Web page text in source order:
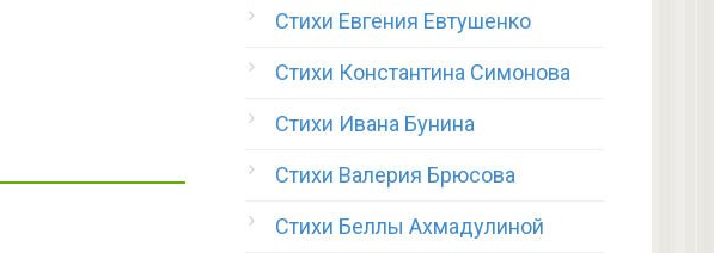
Стихи Евгения Евтушенко
Стихи Константина Симонова
Стихи Ивана Бунина
Стихи Валерия Брюсова
Стихи Беллы Ахмадулиной